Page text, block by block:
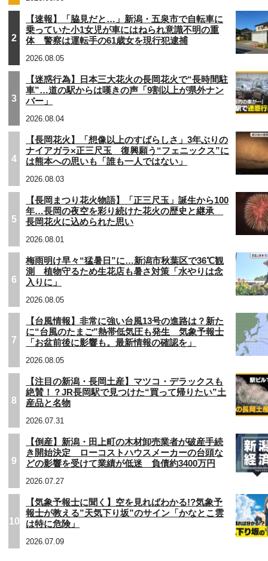
2
【速報】「脇見だと…」新潟・五泉市で自転車に
乗っていた小1女児が車にはねられ意識不明の重
体 警察は運転手の61歳女を現行犯逮捕
2026.08.05
3
【迷惑行為】日本三大花火の長岡花火で“長時間駐
車”…道の駅からは嘆きの声「9割以上が県外ナン
バー」
2026.08.04
4
【長岡花火】「想像以上のすばらしさ」3年ぶりの
ナイアガラ×正三尺玉 復興願う“フェニックス”に
は熊本への思いも「誰も一人ではない」
2026.08.03
5
【長岡まつり花火物語】「正三尺玉」誕生から100
年…長岡の夜空を彩り続けた花火の歴史と継承
長岡花火に込められた思い
2026.08.01
6
梅雨明け早々“猛暑日”に…新潟市秋葉区で36℃観
測 植物守るため生花店も暑さ対策「水やりは念
入りに」
2026.08.05
7
【台風情報】非常に強い台風13号の進路は？新た
に“台風のたまご”熱帯低気圧も発生 気象予報士
「お盆前後に影響も。最新情報の確認を」
2026.08.05
8
【注目の新潟・長岡土産】マツコ・デラックスも
絶賛！？JR長岡駅で見つけた“買って帰りたい”土
産品と名物
2026.07.31
9
【倒産】新潟・田上町の木材卸売業者が破産手続
き開始決定 ローコストハウスメーカーの台頭な
どの影響を受けて業績が低迷 負債約3400万円
2026.07.27
10
【気象予報士に聞く】空を見ればわかる!?気象予
報士が教える”天気下り坂”のサイン「かなとこ雲
は特に危険」
2026.07.09